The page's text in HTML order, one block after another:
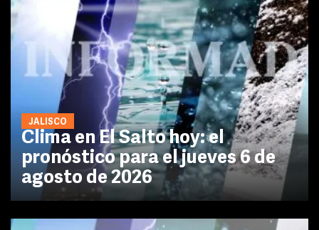
JALISCO
Clima en El Salto hoy: el
pronóstico para el jueves 6 de
agosto de 2026